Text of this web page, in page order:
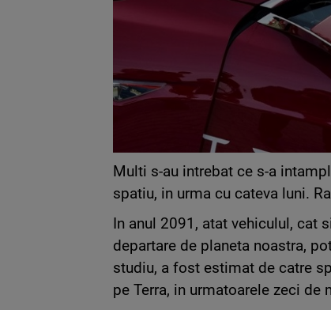
Multi s-au intrebat ce s-a
spatiu, in urma cu cateva luni.
In anul 2091, atat vehiculul, cat
departare de planeta noastra,
studiu, a fost estimat de catre
pe Terra, in urmatoarele zeci de